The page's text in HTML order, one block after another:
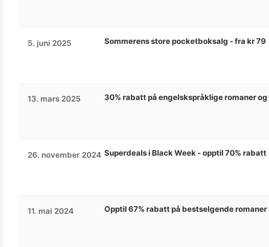
5. juni 2025 Sommerens store pocketboksalg - fra kr 79
13. mars 2025 30% rabatt på engelskspråklige romaner
26. november 2024 Superdeals i Black Week - opptil 70% rabatt
11. mai 2024 Opptil 67% rabatt på bestselgende romaner